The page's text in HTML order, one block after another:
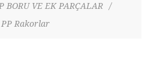
BORU VE EK PARÇALAR
/
PP Rakorlar